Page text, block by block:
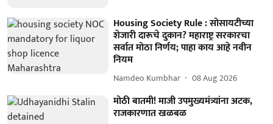
Housing Society Rule : सोसायटीच्या
शेजारी दारूचे दुकान? महाराष्ट्र सरकारचा
सर्वात मोठा निर्णय; पाहा काय आहे नवीन
नियम
Namdeo Kumbhar 08 Aug 2026
मोठी बातमी! माजी उपमुख्यमंत्र्यांना अटक,
राजकारणात खळबळ